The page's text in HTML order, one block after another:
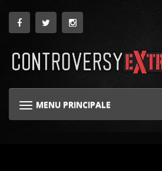
MENU PRINCIPALE
NAVIGAZIONE GINOCCHIERA